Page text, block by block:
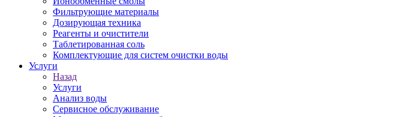
Фильтрующие материалы
Дозирующая техника
Реагенты и очистители
Таблетированная соль
Комплектующие для систем очистки воды
Услуги
Назад
Услуги
Анализ воды
Сервисное обслуживание